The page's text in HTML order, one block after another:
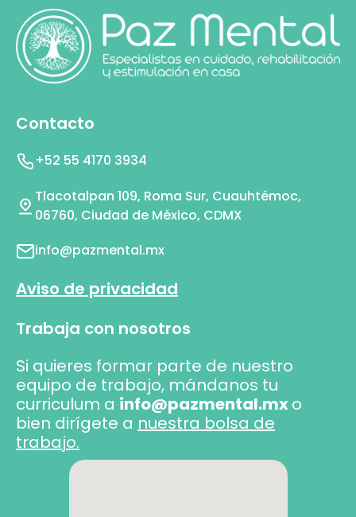
Contacto
+52 55 4170 3934
Tlacotalpan 109, Roma Sur, Cuauhtémoc,
06760, Ciudad de México, CDMX
info@pazmental.mx
Aviso de privacidad
Trabaja con nosotros
Si quieres formar parte de nuestro
equipo de trabajo, mándanos tu
curriculum a info@pazmental.mxo
bien dirígete a nuestra bolsa de
trabajo.